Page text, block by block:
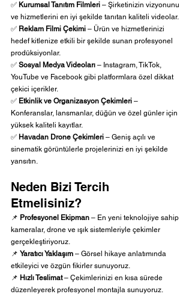
✅ Kurumsal Tanıtım Filmleri – Şirketinizin vizyonunu
ve hizmetlerini en iyi şekilde tanıtan kaliteli videolar.
✅ Reklam Filmi Çekimi – Ürün ve hizmetlerinizi
hedef kitlenize etkili bir şekilde sunan profesyonel
prodüksiyonlar.
✅ Sosyal Medya Videoları – Instagram, TikTok,
YouTube ve Facebook gibi platformlara özel dikkat
çekici içerikler.
✅ Etkinlik ve Organizasyon Çekimleri –
Konferanslar, lansmanlar, düğün ve özel günler için
yüksek kaliteli kayıtlar.
✅ Havadan Drone Çekimleri – Geniş açılı ve
sinematik görüntülerle projelerinizi en iyi şekilde
yansıtın.
Neden Bizi Tercih
Etmelisiniz?
📌 Profesyonel Ekipman – En yeni teknolojiye sahip
kameralar, drone ve ışık sistemleriyle çekimler
gerçekleştiriyoruz.
📌 Yaratıcı Yaklaşım – Görsel hikaye anlatımında
etkileyici ve özgün fikirler sunuyoruz.
📌 Hızlı Teslimat – Çekimlerinizi en kısa sürede
düzenleyerek profesyonel montajla sunuyoruz.